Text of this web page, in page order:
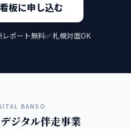
板に申し込む
レポート無料✅ 札幌対面OK
BANSO
ジタル伴走事業